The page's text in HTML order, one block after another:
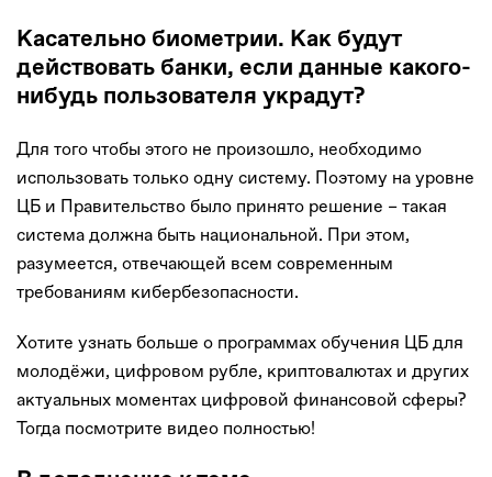
Касательно биометрии. Как будут
действовать банки, если данные какого-
нибудь пользователя украдут?
Для того чтобы этого не произошло, необходимо
использовать только одну систему. Поэтому на уровне
ЦБ и Правительство было принято решение – такая
система должна быть национальной. При этом,
разумеется, отвечающей всем современным
требованиям кибербезопасности.
Хотите узнать больше о программах обучения ЦБ для
молодёжи, цифровом рубле, криптовалютах и других
актуальных моментах цифровой финансовой сферы?
Тогда посмотрите видео полностью!